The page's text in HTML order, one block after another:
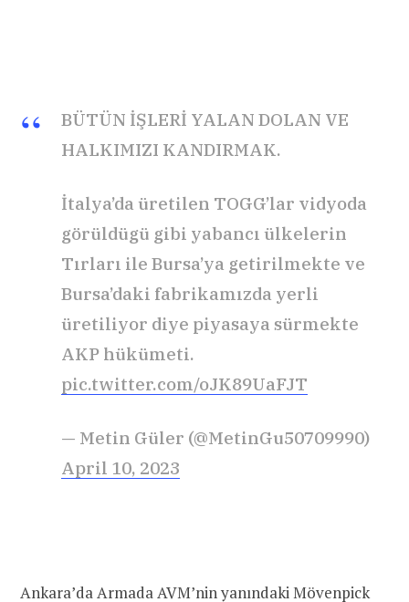
BÜTÜN İŞLERİ YALAN DOLAN VE
HALKIMIZI KANDIRMAK.
İtalya’da üretilen TOGG’lar vidyoda
görüldügü gibi yabancı ülkelerin
Tırları ile Bursa’ya getirilmekte ve
Bursa’daki fabrikamızda yerli
üretiliyor diye piyasaya sürmekte
AKP hükümeti.
pic.twitter.com/oJK89UaFJT
— Metin Güler (@MetinGu50709990)
April 10, 2023
Ankara’da Armada AVM’nin yanındaki Mövenpick